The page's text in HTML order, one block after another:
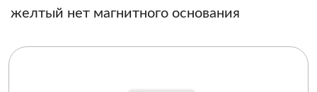
желтый нет магнитного основания